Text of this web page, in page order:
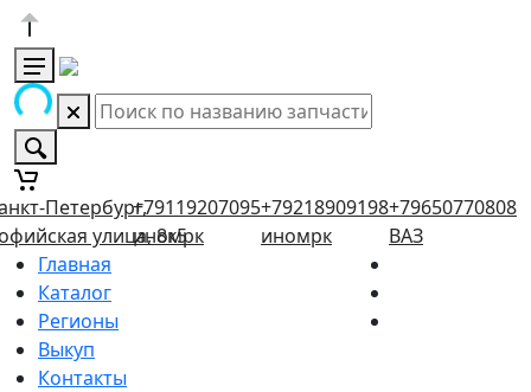
Петербург,
улица, 8к5
+79119207095
иномрк
+79218909198
иномрк
+79650770808
ВАЗ
Главная
Каталог
Регионы
Выкуп
Контакты